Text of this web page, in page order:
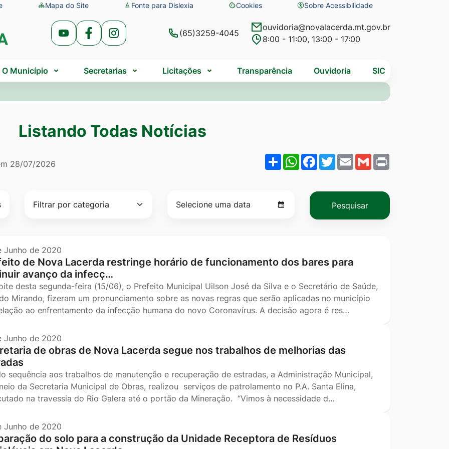
Mapa do Site Fonte para Dislexia Cookies
Abrir
preferências
de
Sobre Acessibilidade
Acessar
Rede
Social
Youtube
Acessar
Rede
Social
Facebook
Acessar
Rede
Social
Instagram
(65)3259-4045
ouvidoria@novalacerda.mt.gov.br
8:00 - 11:00, 13:00 - 17:00
O Município Secretarias Licitações Transparência Ouvidoria SIC
Listando Todas Notícias
Todas Notícias
28/07/2026 ShareWhatsApp
Facebook
Twitter
EmailGmail
Pesquisar
Junho de 2020
de Nova Lacerda restringe horário de funcionamento dos bares para
avanço da infecç…
desta segunda-feira (15/06), o Prefeito Municipal Uilson José da Silva e o Secretário de Saúde,
Mirando, fizeram um pronunciamento sobre as novas regras que serão aplicadas no município
ao enfrentamento da infecção humana do novo Coronavírus. A decisão agora é res…
Junho de 2020
de obras de Nova Lacerda segue nos trabalhos de melhorias das
sequência aos trabalhos de manutenção e recuperação de estradas, a Administração Municipal,
da Secretaria Municipal de Obras, realizou serviços de patrolamento no P.A. Santa Elina,
na travessia do Rio Galera até o portão da Mineração. “Vimos à necessidade d…
Junho de 2020
do solo para a construção da Unidade Receptora de Resíduos